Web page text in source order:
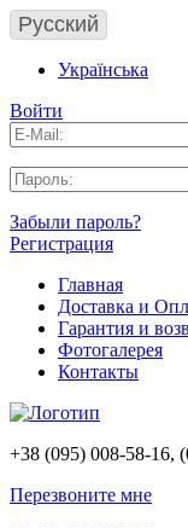
Русский
Українська
Войти
Забыли пароль?
Регистрация
Главная
Доставка и
Гарантия и
Фотогалерея
Контакты
+38 (095) 008-58-16,
Перезвоните мне